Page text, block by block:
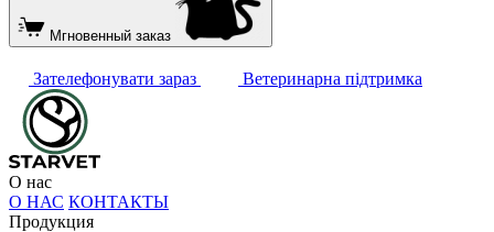
Мгновенный заказ
Зателефонувати зараз Ветеринарна підтримка
О нас
О НАС КОНТАКТЫ
Продукция